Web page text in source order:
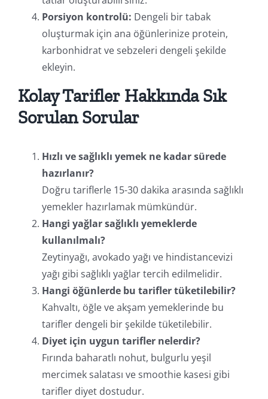
Porsiyon kontrolü: Dengeli bir tabak
oluşturmak için ana öğünlerinize protein,
karbonhidrat ve sebzeleri dengeli şekilde
ekleyin.
Kolay Tarifler Hakkında Sık
Sorulan Sorular
Hızlı ve sağlıklı yemek ne kadar sürede
hazırlanır?
Doğru tariflerle 15-30 dakika arasında sağlıklı
yemekler hazırlamak mümkündür.
Hangi yağlar sağlıklı yemeklerde
kullanılmalı?
Zeytinyağı, avokado yağı ve hindistancevizi
yağı gibi sağlıklı yağlar tercih edilmelidir.
Hangi öğünlerde bu tarifler tüketilebilir?
Kahvaltı, öğle ve akşam yemeklerinde bu
tarifler dengeli bir şekilde tüketilebilir.
Diyet için uygun tarifler nelerdir?
Fırında baharatlı nohut, bulgurlu yeşil
mercimek salatası ve smoothie kasesi gibi
tarifler diyet dostudur.